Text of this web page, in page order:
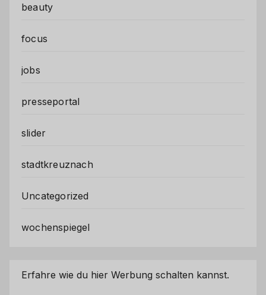
beauty
focus
jobs
presseportal
slider
stadtkreuznach
Uncategorized
wochenspiegel
Erfahre wie du hier Werbung schalten kannst.